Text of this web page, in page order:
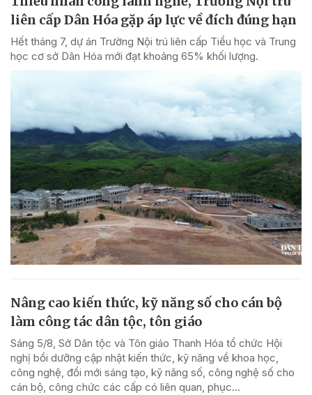
liên cấp Dân Hóa gặp áp lực về đích đúng hạn
Hết tháng 7, dự án Trường Nội trú liên cấp Tiểu học và Trung
học cơ sở Dân Hóa mới đạt khoảng 65% khối lượng.
Nâng cao kiến thức, kỹ năng số cho cán bộ
làm công tác dân tộc, tôn giáo
Sáng 5/8, Sở Dân tộc và Tôn giáo Thanh Hóa tổ chức Hội
nghị bồi dưỡng cập nhật kiến thức, kỹ năng về khoa học,
công nghệ, đổi mới sáng tạo, kỹ năng số, công nghệ số cho
cán bộ, công chức các cấp có liên quan, phục...